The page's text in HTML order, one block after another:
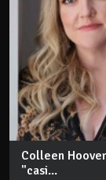
Colleen
"casi...